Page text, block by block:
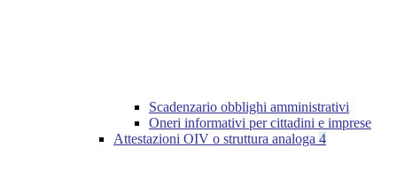
Scadenzario obblighi amministrativi
Oneri informativi per cittadini e imprese
Attestazioni OIV o struttura analoga 4